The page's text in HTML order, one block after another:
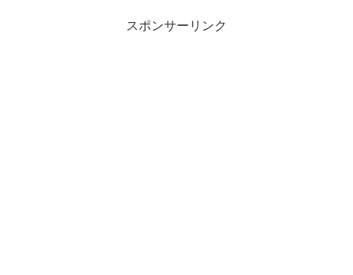
スポンサーリンク